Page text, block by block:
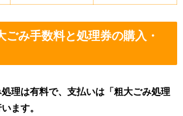
ごみ手数料と処理券の購入・
理は有料で、支払いは「粗大ごみ処理
ます。